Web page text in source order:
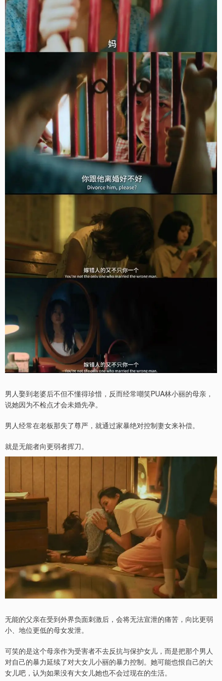
男人娶到老婆后不但不懂得珍惜，反而经常嘲笑PUA林小丽的母亲，
说她因为不检点才会未婚先孕。
男人经常在老板那失了尊严，就通过家暴绝对控制妻女来补偿。
就是无能者向更弱者挥刀。
无能的父亲在受到外界负面刺激后，会将无法宣泄的痛苦，向比更弱
小、地位更低的母女发泄。
可笑的是这个母亲作为受害者不去反抗与保护女儿，而是把那个男人
对自己的暴力延续了对大女儿小丽的暴力控制。她可能也恨自己的大
女儿吧，认为如果没有大女儿她也不会过现在的生活。